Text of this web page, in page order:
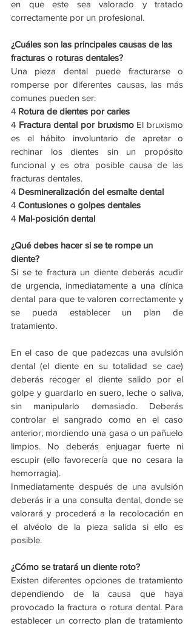
en que este sea valorado y tratado
correctamente por un profesional.
¿Cuáles son las principales causas de las
fracturas o roturas dentales?
Una pieza dental puede fracturarse o
romperse por diferentes causas, las más
comunes pueden ser:
4 Rotura de dientes por caries
4 Fractura dental por bruxismo El bruxismo
es el hábito involuntario de apretar o
rechinar los dientes sin un propósito
funcional y es otra posible causa de las
fracturas dentales.
4 Desmineralización del esmalte dental
4 Contusiones o golpes dentales
4 Mal-posición dental
¿Qué debes hacer si se te rompe un
diente?
Si se te fractura un diente deberás acudir
de urgencia, inmediatamente a una clínica
dental para que te valoren correctamente y
se pueda establecer un plan de
tratamiento.
En el caso de que padezcas una avulsión
dental (el diente en su totalidad se cae)
deberás recoger el diente salido por el
golpe y guardarlo en suero, leche o saliva,
sin manipularlo demasiado. Deberás
controlar el sangrado como en el caso
anterior, mordiendo una gasa o un pañuelo
limpios. No deberás enjuagar fuerte ni
escupir (ello favorecería que no cesara la
hemorragia).
Inmediatamente después de una avulsión
deberás ir a una consulta dental, donde se
valorará y procederá a la recolocación en
el alvéolo de la pieza salida si ello es
posible.
¿Cómo se tratará un diente roto?
Existen diferentes opciones de tratamiento
dependiendo de la causa que haya
provocado la fractura o rotura dental. Para
establecer un correcto plan de tratamiento